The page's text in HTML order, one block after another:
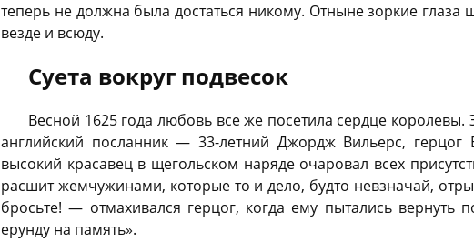
теперь не должна была достаться никому. Отныне зоркие
везде и всюду.
Суета вокруг подвесок
Весной 1625 года любовь все же посетила сердце
английский посланник — 33-летний Джордж Вильерс,
высокий красавец в щегольском наряде очаровал всех
расшит жемчужинами, которые то и дело, будто невзначай,
бросьте! — отмахивался герцог, когда ему пытались вернуть
ерунду на память».